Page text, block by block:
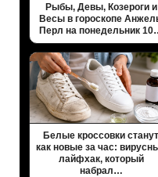
Рыбы, Девы, Козероги и
Весы в гороскопе
Перл на понедельник
Белые кроссовки станут
как новые за час:
лайфхак, который
набрал…